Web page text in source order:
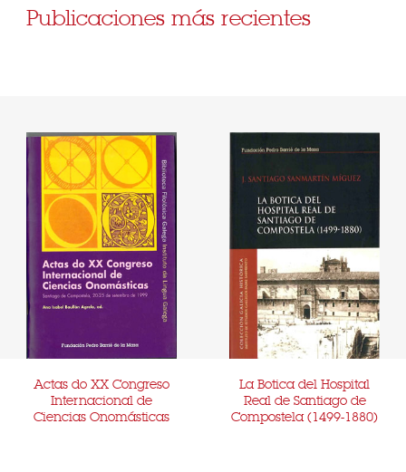
Publicaciones más recientes
Actas do XX Congreso
Internacional de
Ciencias Onomásticas
La Botica del Hospital
Real de Santiago de
Compostela (1499-1880)